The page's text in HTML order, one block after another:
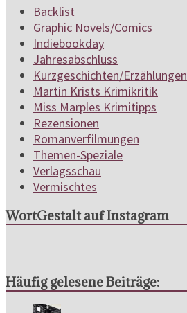
Backlist
Graphic Novels/Comics
Indiebookday
Jahresabschluss
Kurzgeschichten/Erzählungen
Martin Krists Krimikritik
Miss Marples Krimitipps
Rezensionen
Romanverfilmungen
Themen-Speziale
Verlagsschau
Vermischtes
WortGestalt auf Instagram
Häufig gelesene Beiträge: